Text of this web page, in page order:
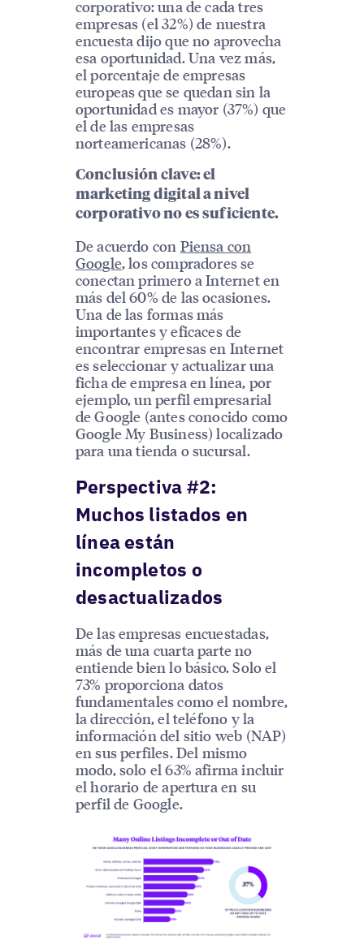
corporativo: una de cada tres
empresas (el 32%) de nuestra
encuesta dijo que no aprovecha
esa oportunidad. Una vez más,
el porcentaje de empresas
europeas que se quedan sin la
oportunidad es mayor (37%) que
el de las empresas
norteamericanas (28%).
Conclusión clave: el
marketing digital a nivel
corporativo no es suficiente.
De acuerdo con Piensa con
Google, los compradores se
conectan primero a Internet en
más del 60% de las ocasiones.
Una de las formas más
importantes y eficaces de
encontrar empresas en Internet
es seleccionar y actualizar una
ficha de empresa en línea, por
ejemplo, un perfil empresarial
de Google (antes conocido como
Google My Business) localizado
para una tienda o sucursal.
Perspectiva #2:
Muchos listados en
línea están
incompletos o
desactualizados
De las empresas encuestadas,
más de una cuarta parte no
entiende bien lo básico. Solo el
73% proporciona datos
fundamentales como el nombre,
la dirección, el teléfono y la
información del sitio web (NAP)
en sus perfiles. Del mismo
modo, solo el 63% afirma incluir
el horario de apertura en su
perfil de Google.